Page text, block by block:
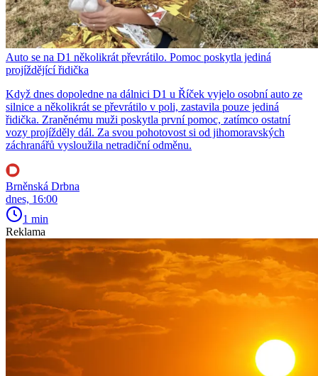
Auto se na D1 několikrát převrátilo. Pomoc poskytla jediná
projíždějící řidička
Když dnes dopoledne na dálnici D1 u Říček vyjelo osobní auto ze
silnice a několikrát se převrátilo v poli, zastavila pouze jediná
řidička. Zraněnému muži poskytla první pomoc, zatímco ostatní
vozy projížděly dál. Za svou pohotovost si od jihomoravských
záchranářů vysloužila netradiční odměnu.
Brněnská Drbna
dnes, 16:00
1 min
Reklama